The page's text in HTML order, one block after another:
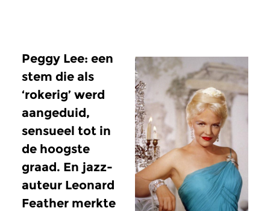
Peggy Lee: een
stem die als
‘rokerig’ werd
aangeduid,
sensueel tot in
de hoogste
graad. En jazz-
auteur Leonard
Feather merkte